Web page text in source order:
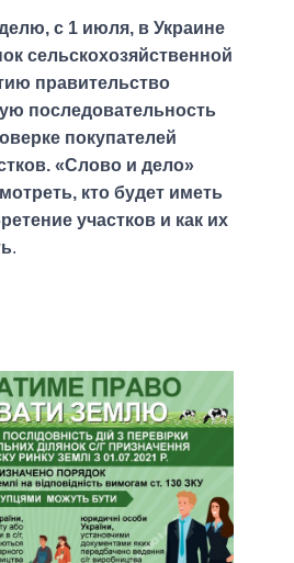
с 1 июля, в Украине
сельскохозяйственной
правительство
последовательность
покупателей
«Слово и дело»
кто будет иметь
участков и как их
.